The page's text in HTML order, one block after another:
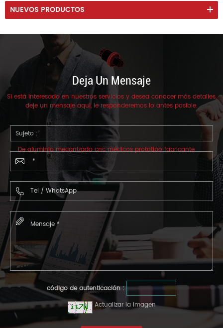
NUEVOS PRODUCTOS
Deja Un Mensaje
Si está interesado en nuestros servicios y desea conocer más detalles,
deje un mensaje aquí, le responderemos lo antes posible.
Sujeto :
De aluminio mecanizado cnc médicos prototipo fabricante
código de autenticación :
Actualizar la imagen